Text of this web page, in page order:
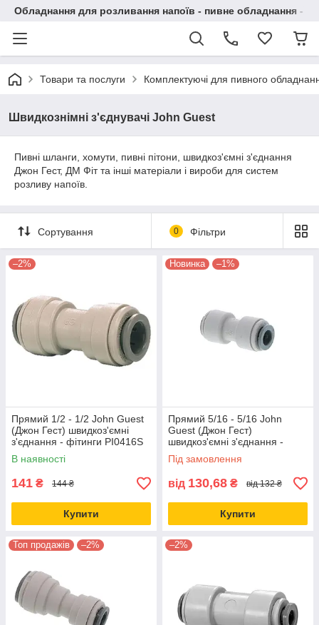
Обладнання для розливання напоїв - пивне обладнання - в
Товари та послуги Комплектуючі для пивного
Швидкознімні з'єднувачі John Guest
Пивні шланги, хомути, пивні пітони, швидкоз'ємні з'єднання
Джон Гест, ДМ Фіт та інші матеріали і вироби для систем
розливу напоїв.
Сортування 0 Фільтри
–2%
Прямий 1/2 - 1/2 John Guest
(Джон Гест) швидкоз'ємні
з'єднання - фітинги PI0416S
В наявності
141 ₴ 144 ₴
Купити
Новинка –1%
Прямий 5/16 - 5/16 John
Guest (Джон Гест)
швидкоз'ємні з'єднання -
фітинги PM0408S
Під замовлення
від 130,68 ₴ від 132 ₴
Купити
Топ продажів –2% –2%